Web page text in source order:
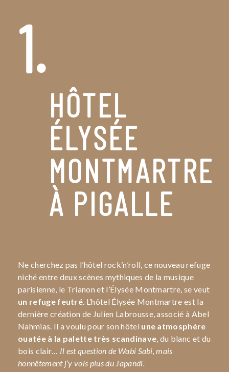
1.
HÔTEL
ÉLYSÉE
MONTMARTRE
À PIGALLE
Ne cherchez pas l’hôtel rock’n’roll, ce nouveau refuge
niché entre deux scènes mythiques de la musique
parisienne, le Trianon et l’Élysée Montmartre, se veut
un refuge feutré . L’hôtel Élysée Montmartre est la
dernière création de Julien Labrousse, associé à Abel
Nahmias. Il a voulu pour son hôtel une atmosphère
ouatée à la palette très scandinave , du blanc et du
bois clair… Il est question de Wabi Sabi, mais
honnêtement j’y vois plus du Japandi.